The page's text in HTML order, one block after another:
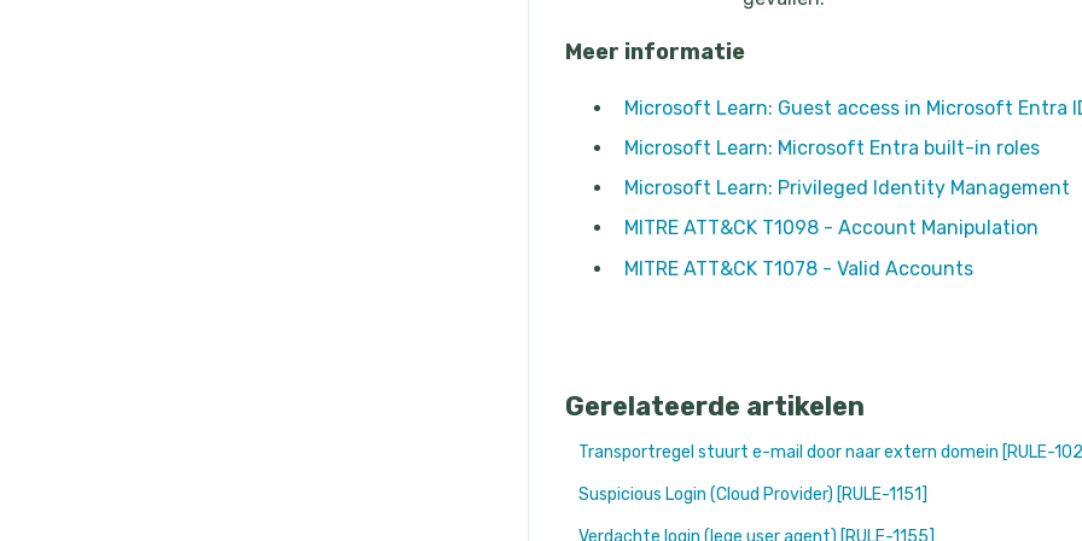
Meer informatie
Microsoft Learn: Guest access in Microsoft Entra
Microsoft Learn: Microsoft Entra built-in roles
Microsoft Learn: Privileged Identity Management
MITRE ATT&CK T1098 - Account Manipulation
MITRE ATT&CK T1078 - Valid Accounts
Gerelateerde artikelen
Transportregel stuurt e-mail door naar extern domein [RULE-
Suspicious Login (Cloud Provider) [RULE-1151]
Verdachte login (lege user agent) [RULE-1155]